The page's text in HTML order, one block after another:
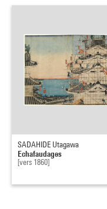
SADAHIDE Utagawa
Echafaudages
[vers 1860]